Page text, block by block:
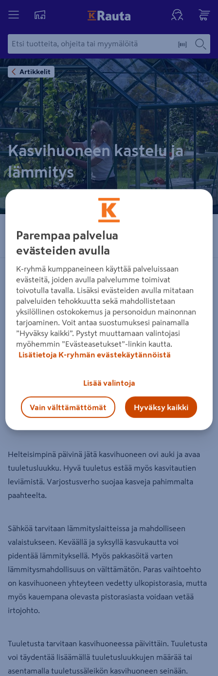
Artikkelit
Kasvihuoneen kastelu ja
lämmitys
Jaa sähköpostilla
Päivitetty 09.02.2020
Kasvihuoneen käytössä on muutamia perusasioita,
joita kannattaa huomioida. Poimi K-Raudan ohjeet
esimerkiksi kasteluun ja oikean lämpötilan
saavuttamiseen.
Vesijohdoksi käy hyvin kudosvahvistettu muoviletku, joka
pikaliittimellä talousvesijohdon hanaan. Vaivattomin
Helteisimpinä päivinä jätä kasvihuoneen ovi auki ja avaa
tuuletusluukku. Hyvä tuuletus estää myös kasvitautien
leviämistä. Varjostusverho suojaa kasveja pahimmalta
paahteelta.
Sähköä tarvitaan lämmityslaitteissa ja mahdolliseen
valaistukseen. Keväällä ja syksyllä kasvukautta voi
pidentää lämmityksellä. Myös pakkasöitä varten
lämmitysmahdollisuus on välttämätön. Paras vaihtoehto
on kasvihuoneen yhteyteen vedetty ulkopistorasia, mutta
myös kauempana olevasta pistorasiasta voidaan vetää
irtojohto.
Tuuletusta tarvitaan kasvihuoneessa päivittäin. Tuuletusta
voi täydentää lisäämällä tuuletusluukkujen määrää tai
asentamalla tuuletussäleikön kasvihuoneen seinään.
Parempaa palvelua
evästeiden avulla
K-ryhmä kumppaneineen käyttää palveluissaan
evästeitä, joiden avulla palvelumme toimivat
toivotulla tavalla. Lisäksi evästeiden avulla mitataan
palveluiden tehokkuutta sekä mahdollistetaan
yksilöllinen ostokokemus ja personoidun mainonnan
tarjoaminen. Voit antaa suostumuksesi painamalla
”Hyväksy kaikki”. Pystyt muuttamaan valintojasi
myöhemmin ”Evästeasetukset”-linkin kautta.
Lisätietoja K-ryhmän evästekäytännöistä
Lisää valintoja
Vain välttämättömät Hyväksy kaikki